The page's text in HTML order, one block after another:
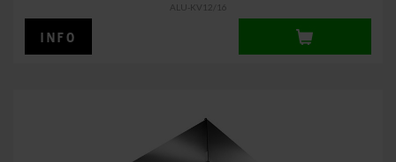
ALU-KV12/16